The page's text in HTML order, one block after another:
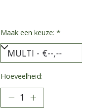
Maak een keuze: *
Hoeveelheid: